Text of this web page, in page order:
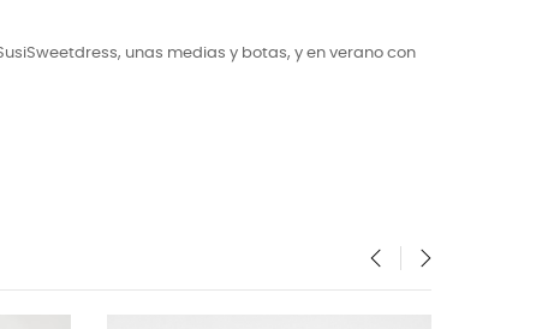
unas medias y botas, y en verano con